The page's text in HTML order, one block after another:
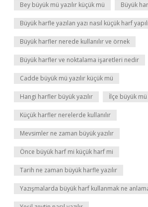
Bey büyük mü yazılır küçük mü Büyük
Büyük harfle yazılan yazı nasıl küçük harf
Büyük harfler nerede kullanılır ve örnek
Büyük harfler ve noktalama işaretleri nedir
Cadde büyük mü yazılır küçük mü
Hangi harfler büyük yazılır İlçe büyük mü
Küçük harfler nerelerde kullanılır
Mevsimler ne zaman büyük yazılır
Önce büyük harf mi küçük harf mi
Tarih ne zaman büyük harfle yazılır
Yazışmalarda büyük harf kullanmak ne